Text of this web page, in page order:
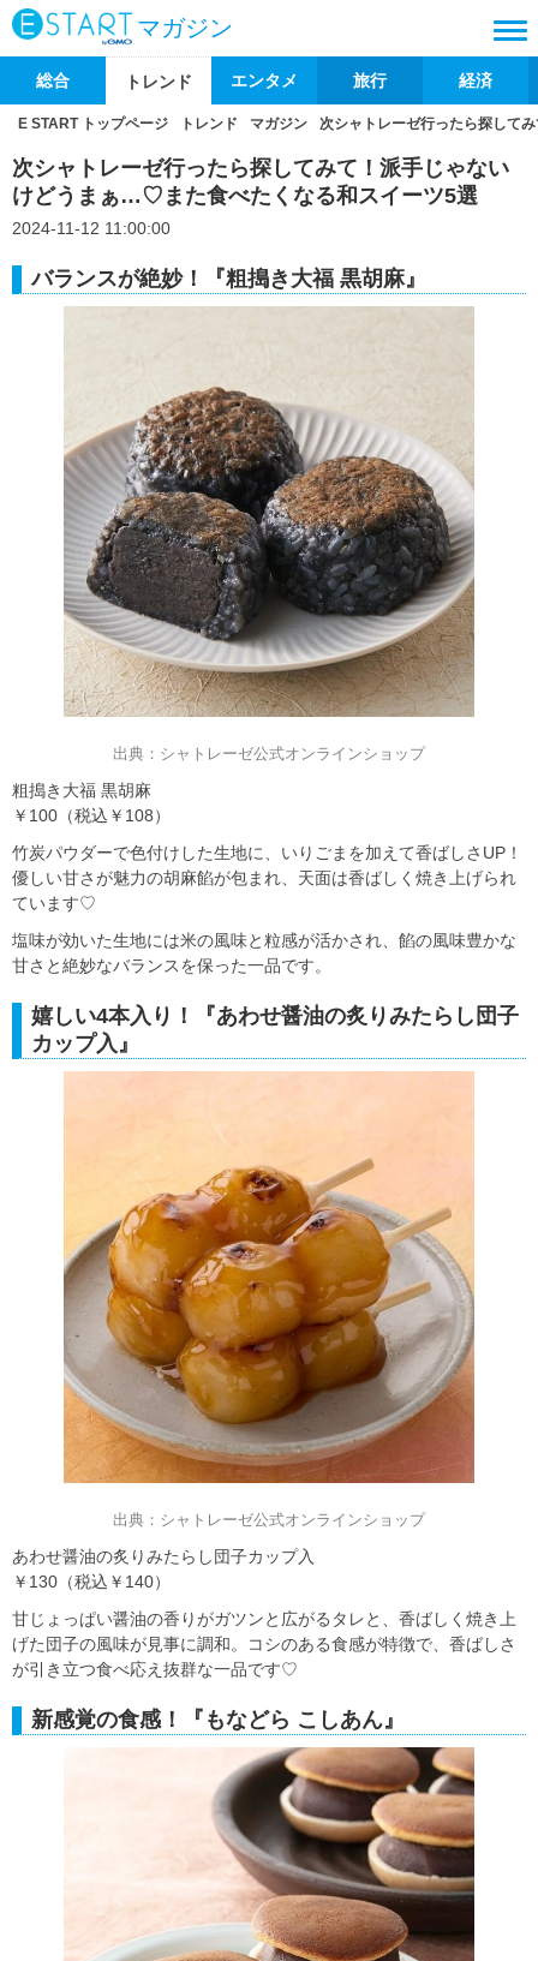
マガジン
総合 トレンド エンタメ 旅行 経済
E START トップページ トレンド マガジン 次シャトレーゼ行ったら探して
次シャトレーゼ行ったら探してみて！派手じゃない
けどうまぁ…♡また食べたくなる和スイーツ5選
2024-11-12 11:00:00
バランスが絶妙！『粗搗き大福 黒胡麻』
出典：シャトレーゼ公式オンラインショップ
粗搗き大福 黒胡麻
￥100（税込￥108）
竹炭パウダーで色付けした生地に、いりごまを加えて香ばしさUP！
優しい甘さが魅力の胡麻餡が包まれ、天面は香ばしく焼き上げられ
ています♡
塩味が効いた生地には米の風味と粒感が活かされ、餡の風味豊かな
甘さと絶妙なバランスを保った一品です。
嬉しい4本入り！『あわせ醤油の炙りみたらし団子
カップ入』
出典：シャトレーゼ公式オンラインショップ
あわせ醤油の炙りみたらし団子カップ入
￥130（税込￥140）
甘じょっぱい醤油の香りがガツンと広がるタレと、香ばしく焼き上
げた団子の風味が見事に調和。コシのある食感が特徴で、香ばしさ
が引き立つ食べ応え抜群な一品です♡
新感覚の食感！『もなどら こしあん』